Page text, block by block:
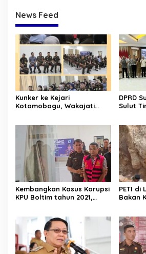
News Feed
Kunker ke Kejari
Kotamobagu, Wakajati
Loyalitas
DPRD
Sulut
Kembangkan Kasus Korupsi
KPU Boltim tahun 2021,
PETI di
Bakan